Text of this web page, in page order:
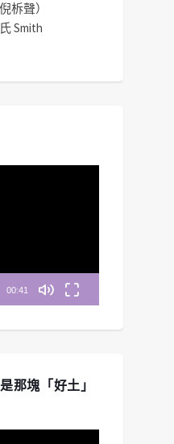
倪柝聲）
Smith
00:41
那塊「好土」